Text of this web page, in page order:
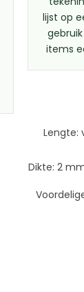
lijst op
items
Lengte:
Dikte: 2